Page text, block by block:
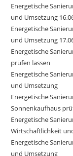
Energetische
und Umsetzung
Energetische
und Umsetzung
Energetische
prüfen lassen
Energetische
und Umsetzung
Energetische
Sonnenkaufhaus
Energetische
Wirtschaftlichkeit
Energetische
und Umsetzung